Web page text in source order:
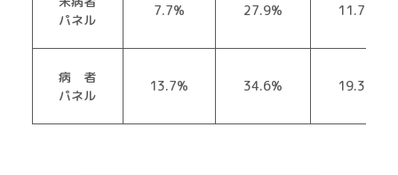
パネル
7.7% 27.9% 11.7%
病 者
パネル
13.7% 34.6% 19.3%